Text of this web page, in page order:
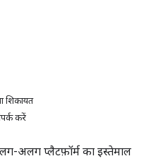
शिकायत
करें
अलग प्लैटफ़ॉर्म का इस्तेमाल